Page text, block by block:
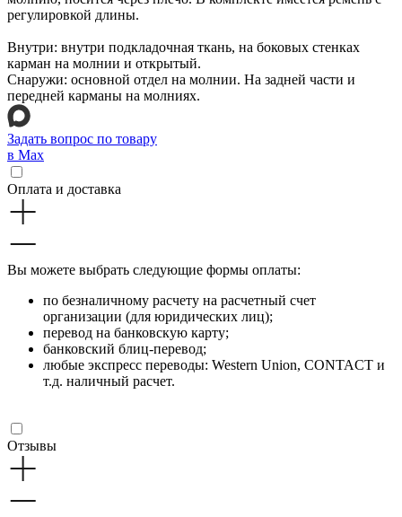
регулировкой длины.
Внутри: внутри подкладочная ткань, на боковых стенках
карман на молнии и открытый.
Снаружи: основной отдел на молнии. На задней части и
передней карманы на молниях.
Задать вопрос по товару
в Max
Оплата и доставка
Вы можете выбрать следующие формы оплаты:
по безналичному расчету на расчетный счет
организации (для юридических лиц);
перевод на банковскую карту;
банковский блиц-перевод;
любые экспресс переводы: Western Union, CONTACT и
т.д. наличный расчет.
Отзывы